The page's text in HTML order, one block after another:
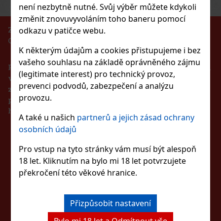
není nezbytně nutné. Svůj výběr můžete kdykoli
změnit znovuvyvoláním toho baneru pomocí
odkazu v patičce webu.
K některým údajům a cookies přistupujeme i bez
vašeho souhlasu na základě oprávněného zájmu
(legitimate interest) pro technický provoz,
prevenci podvodů, zabezpečení a analýzu
provozu.
A také u našich partnerů a jejich zásad ochrany
osobních údajů
Pro vstup na tyto stránky vám musí být alespoň
18 let. Kliknutím na bylo mi 18 let potvrzujete
překročení této věkové hranice.
Přizpůsobit nastavení
65g
Do košíku
Novinka
Akce
dražé dóza 64 g
bez cukru s osvěžující
přinášejí dlouhotrvající ovocnou chuť a
obsahuje 46 dražé a díky kompaktnímu
kabelky nebo batohu, takže
57 Kč
Do košíku
ZÁKAZ PRODEJE ALKOHOLICKÝCH NÁPOJŮ
OSOBÁM MLADŠÍM 18 LET!!!
Podle zákona o evidenci tržeb je prodávající povinen
vystavit kupujícímu účtenku. Zároveň je povinen
zaevidovat přijatou tržbu u správce daně online v
případě technického výpadku pak nejpozději do 48
hodin.
ZŮSTAŇTE S NÁMI
VE SPOJENÍ
SLEDUJTE NÁS